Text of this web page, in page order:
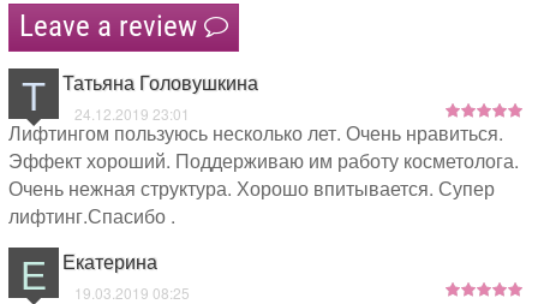
Leave a review
Т Татьяна Головушкина
24.12.2019 23:01
Лифтингом пользуюсь несколько лет. Очень нравиться.
Эффект хороший. Поддерживаю им работу косметолога.
Очень нежная структура. Хорошо впитывается. Супер
лифтинг.Спасибо .
Е Екатерина
19.03.2019 08:25